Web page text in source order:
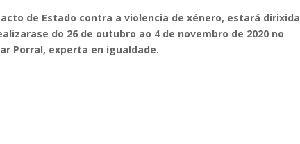
de Estado contra a violencia de xénero, estará dirixida
do 26 de outubro ao 4 de novembro de 2020 no
Porral, experta en igualdade.